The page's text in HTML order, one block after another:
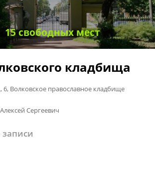
15 свободных мест
кладбища
6, Волковское православное кладбище
Сергеевич